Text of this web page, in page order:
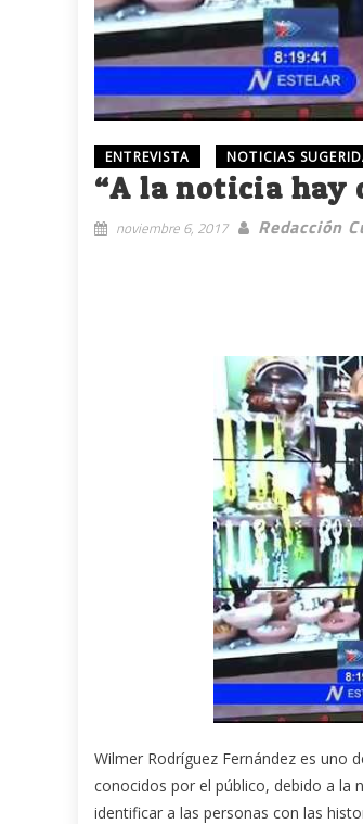
ENTREVISTA NOTICIAS
“A la noticia hay
noviembre 6, 2017 Redacción
Wilmer Rodríguez Fernández es uno
conocidos por el público, debido a la
identificar a las personas con las